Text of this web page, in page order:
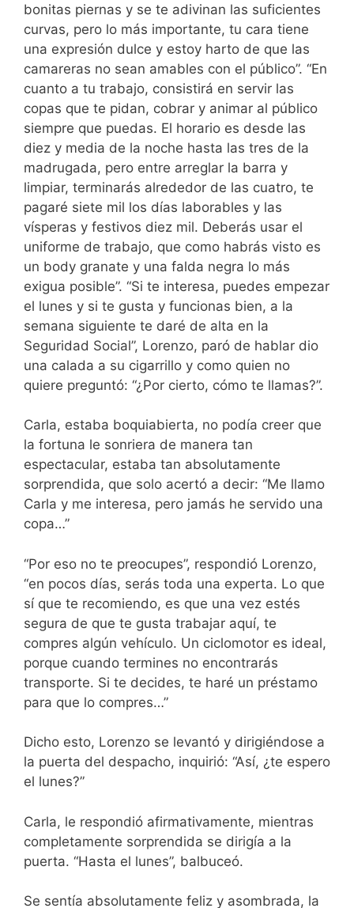
bonitas piernas y se te adivinan las suficientes
curvas, pero lo más importante, tu cara tiene
una expresión dulce y estoy harto de que las
camareras no sean amables con el público”. “En
cuanto a tu trabajo, consistirá en servir las
copas que te pidan, cobrar y animar al público
siempre que puedas. El horario es desde las
diez y media de la noche hasta las tres de la
madrugada, pero entre arreglar la barra y
limpiar, terminarás alrededor de las cuatro, te
pagaré siete mil los días laborables y las
vísperas y festivos diez mil. Deberás usar el
uniforme de trabajo, que como habrás visto es
un body granate y una falda negra lo más
exigua posible”. “Si te interesa, puedes empezar
el lunes y si te gusta y funcionas bien, a la
semana siguiente te daré de alta en la
Seguridad Social”, Lorenzo, paró de hablar dio
una calada a su cigarrillo y como quien no
quiere preguntó: “¿Por cierto, cómo te llamas?”.
Carla, estaba boquiabierta, no podía creer que
la fortuna le sonriera de manera tan
espectacular, estaba tan absolutamente
sorprendida, que solo acertó a decir: “Me llamo
Carla y me interesa, pero jamás he servido una
copa…”
“Por eso no te preocupes”, respondió Lorenzo,
“en pocos días, serás toda una experta. Lo que
sí que te recomiendo, es que una vez estés
segura de que te gusta trabajar aquí, te
compres algún vehículo. Un ciclomotor es ideal,
porque cuando termines no encontrarás
transporte. Si te decides, te haré un préstamo
para que lo compres…”
Dicho esto, Lorenzo se levantó y dirigiéndose a
la puerta del despacho, inquirió: “Así, ¿te espero
el lunes?”
Carla, le respondió afirmativamente, mientras
completamente sorprendida se dirigía a la
puerta. “Hasta el lunes”, balbuceó.
Se sentía absolutamente feliz y asombrada, la